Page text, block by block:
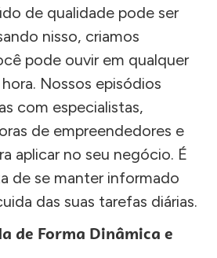
de qualidade pode ser
nisso, criamos
pode ouvir em qualquer
Nossos episódios
com especialistas,
de empreendedores e
aplicar no seu negócio. É
de se manter informado
das suas tarefas diárias.
de Forma Dinâmica e